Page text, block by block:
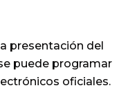
presentación del
puede programar
oficiales.